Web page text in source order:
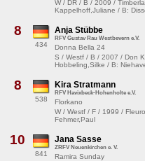
W / DR / B / 2009 /
Kappelhoff,Juliane / B:
8
434
Anja Stübbe
RFV Gustav Rau Westbevern e.V.
Donna Bella 24
S / Westf / B / 2007 / Don
Hobbeling,Silke / B:
8
538
Kira Stratmann
RFV Havixbeck-Hohenholte e.V.
Florkano
W / Westf / F / 1999 /
Fehmer,Paul
10
841
Jana Sasse
ZRFV Neuenkirchen e. V.
Ramira Sunday